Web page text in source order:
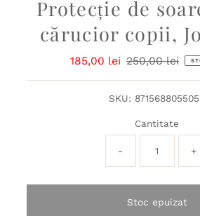
Protecție de
cărucior copii,
Preț
185,00 lei Preț
250,00 lei
SKU:
Cantitate
- +
Stoc epuizat